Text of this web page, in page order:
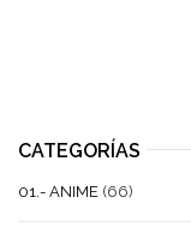
CATEGORÍAS
01.- ANIME (66)